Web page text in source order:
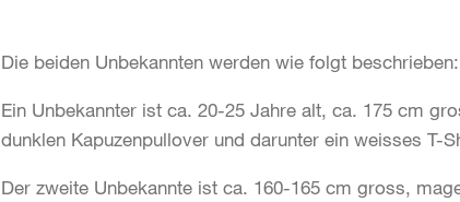
Die beiden Unbekannten werden wie folgt beschrieben:
Ein Unbekannter ist ca. 20-25 Jahre alt, ca. 175 cm
dunklen Kapuzenpullover und darunter ein weisses T-
Der zweite Unbekannte ist ca. 160-165 cm gross,